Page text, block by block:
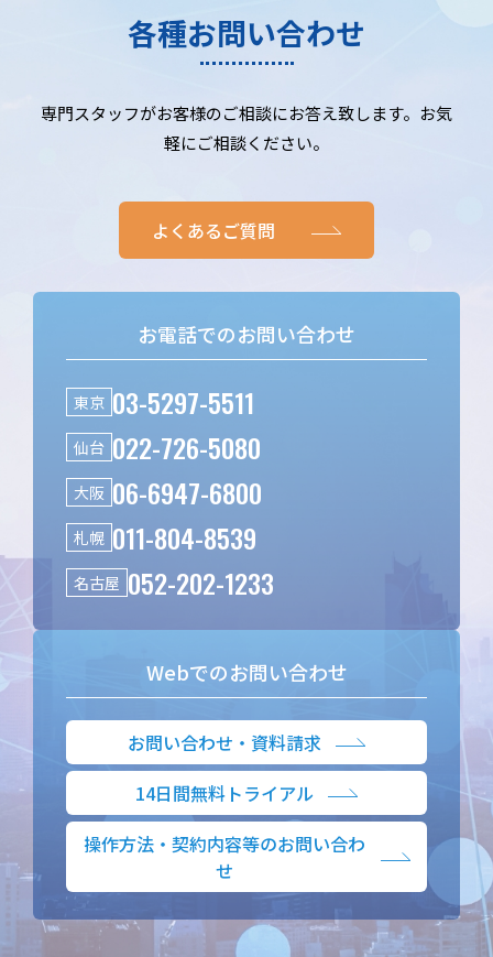
各種お問い合わせ
専門スタッフがお客様のご相談にお答え致します。お気
軽にご相談ください。
よくあるご質問
お電話でのお問い合わせ
東京 03-5297-5511
仙台 022-726-5080
大阪 06-6947-6800
札幌 011-804-8539
名古屋 052-202-1233
Webでのお問い合わせ
お問い合わせ・資料請求
14日間無料トライアル
操作方法・契約内容等のお問い合わ
せ